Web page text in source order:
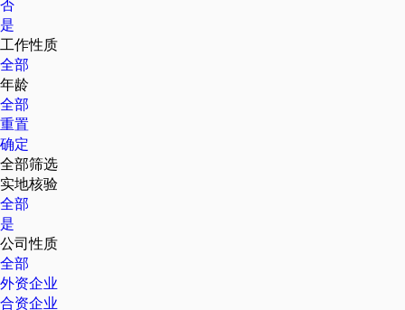
否
是
工作性质
全部
年龄
全部
重置
确定
全部筛选
实地核验
全部
是
公司性质
全部
外资企业
合资企业